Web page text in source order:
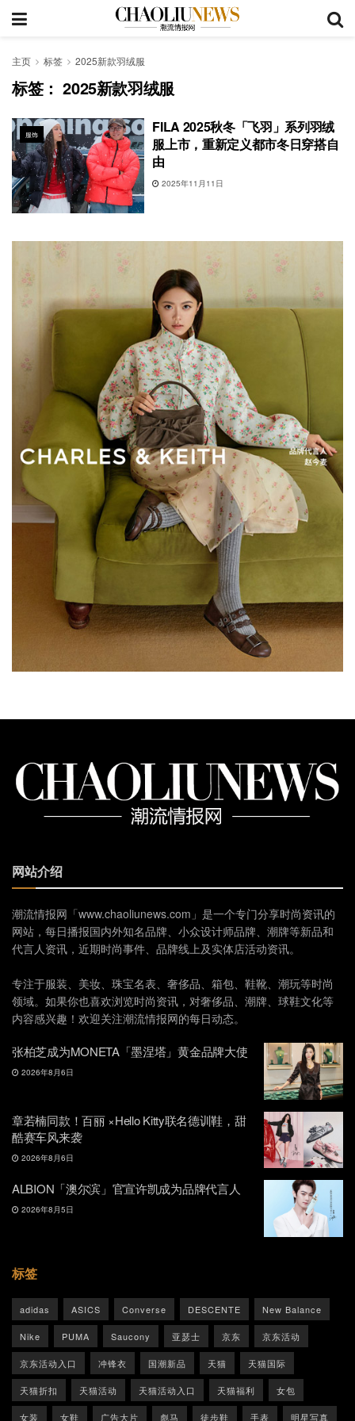
主页 标签 2025新款羽绒服
标签：2025新款羽绒服
服饰
FILA 2025秋冬「飞羽」系列羽绒
服上市，重新定义都市冬日穿搭自
由
2025年11月11日
网站介绍
潮流情报网「www.chaoliunews.com」是一个专门分享时尚资讯的
网站，每日播报国内外知名品牌、小众设计师品牌、潮牌等新品和
代言人资讯，近期时尚事件、品牌线上及实体店活动资讯。
专注于服装、美妆、珠宝名表、奢侈品、箱包、鞋靴、潮玩等时尚
领域。如果你也喜欢浏览时尚资讯，对奢侈品、潮牌、球鞋文化等
内容感兴趣！欢迎关注潮流情报网的每日动态。
张柏芝成为MONETA「墨涅塔」黄金品牌大使
2026年8月6日
章若楠同款！百丽 ×Hello Kitty联名德训鞋，甜
酷赛车风来袭
2026年8月6日
ALBION「澳尔滨」官宣许凯成为品牌代言人
2026年8月5日
标签
adidas ASICS Converse DESCENTE New Balance
Nike PUMA Saucony 亚瑟士 京东 京东活动
京东活动入口 冲锋衣 国潮新品 天猫 天猫国际
天猫折扣 天猫活动 天猫活动入口 天猫福利 女包
女装 女鞋 广告大片 彪马 徒步鞋 手表 明星写真